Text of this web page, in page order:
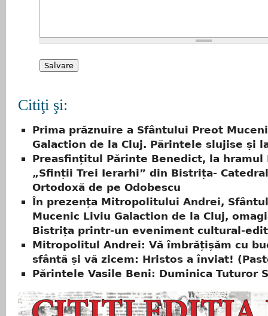
Citiţi şi:
Prima prăznuire a Sfântului Preot
Galaction de la Cluj. Părintele slujise și
Preasfințitul Părinte Benedict, la hramul
„Sfinții Trei Ierarhi” din Bistrița-
Ortodoxă de pe Odobescu
În prezența Mitropolitului Andrei,
Mucenic Liviu Galaction de la Cluj,
Bistrița printr-un eveniment cultural-
Mitropolitul Andrei: Vă îmbrățișăm cu
sfântă și vă zicem: Hristos a înviat!
Părintele Vasile Beni: Duminica Tuturor